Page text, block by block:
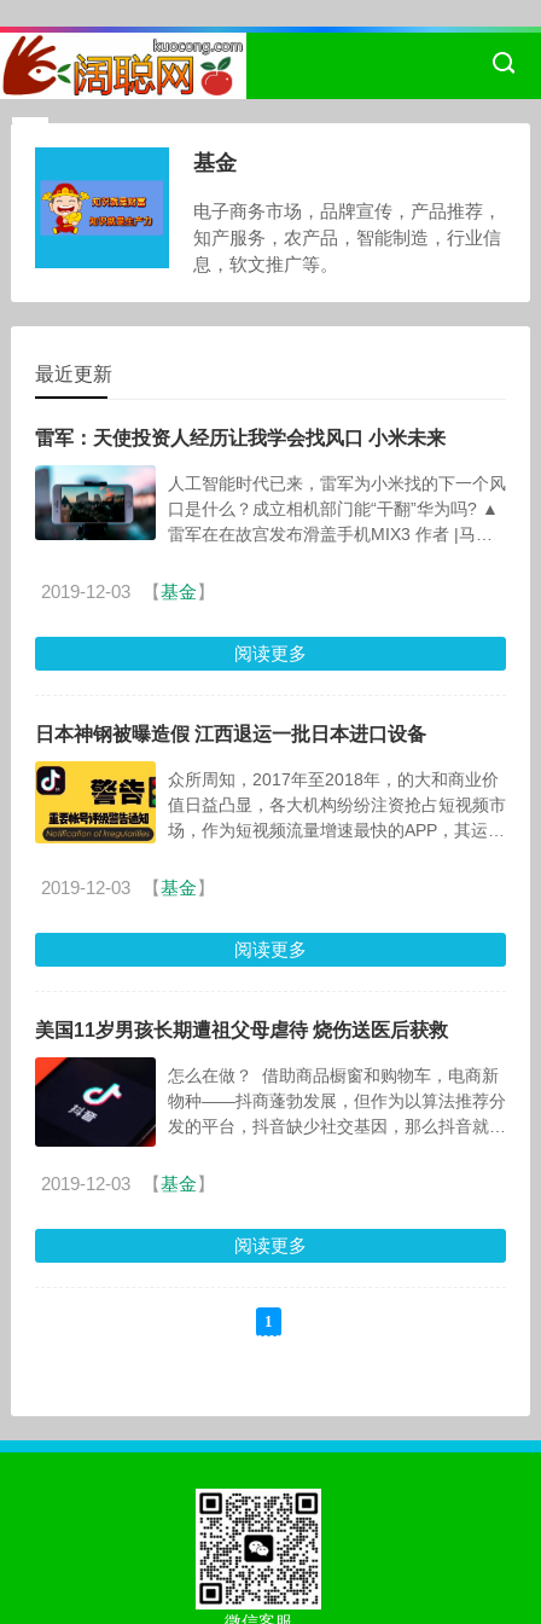
基金
电子商务市场，品牌宣传，产品推荐，
知产服务，农产品，智能制造，行业信
息，软文推广等。
最近更新
雷军：天使投资人经历让我学会找风口 小米未来
人工智能时代已来，雷军为小米找的下一个风
口是什么？成立相机部门能“干翻”华为吗? ▲
雷军在在故宫发布滑盖手机MIX3 作者 |马婧
2019-12-03 【基金】
阅读更多
日本神钢被曝造假 江西退运一批日本进口设备
众所周知，2017年至2018年，的大和商业价
值日益凸显，各大机构纷纷注资抢占短视频市
场，作为短视频流量增速最快的APP，其运营
你快速打造抖
2019-12-03 【基金】
阅读更多
美国11岁男孩长期遭祖父母虐待 烧伤送医后获救
怎么在做？ 借助商品橱窗和购物车，电商新
物种——抖商蓬勃发展，但作为以算法推荐分
发的平台，抖音缺少社交基因，那么抖音就注
值？
2019-12-03 【基金】
阅读更多
1